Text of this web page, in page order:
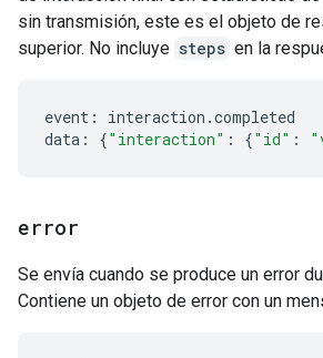
sin transmisión, este es el objeto de
superior. No incluye steps en la
event : interaction .completed
data : {"interaction" : {"id" :
error
Se envía cuando se produce un error
Contiene un objeto de error con un